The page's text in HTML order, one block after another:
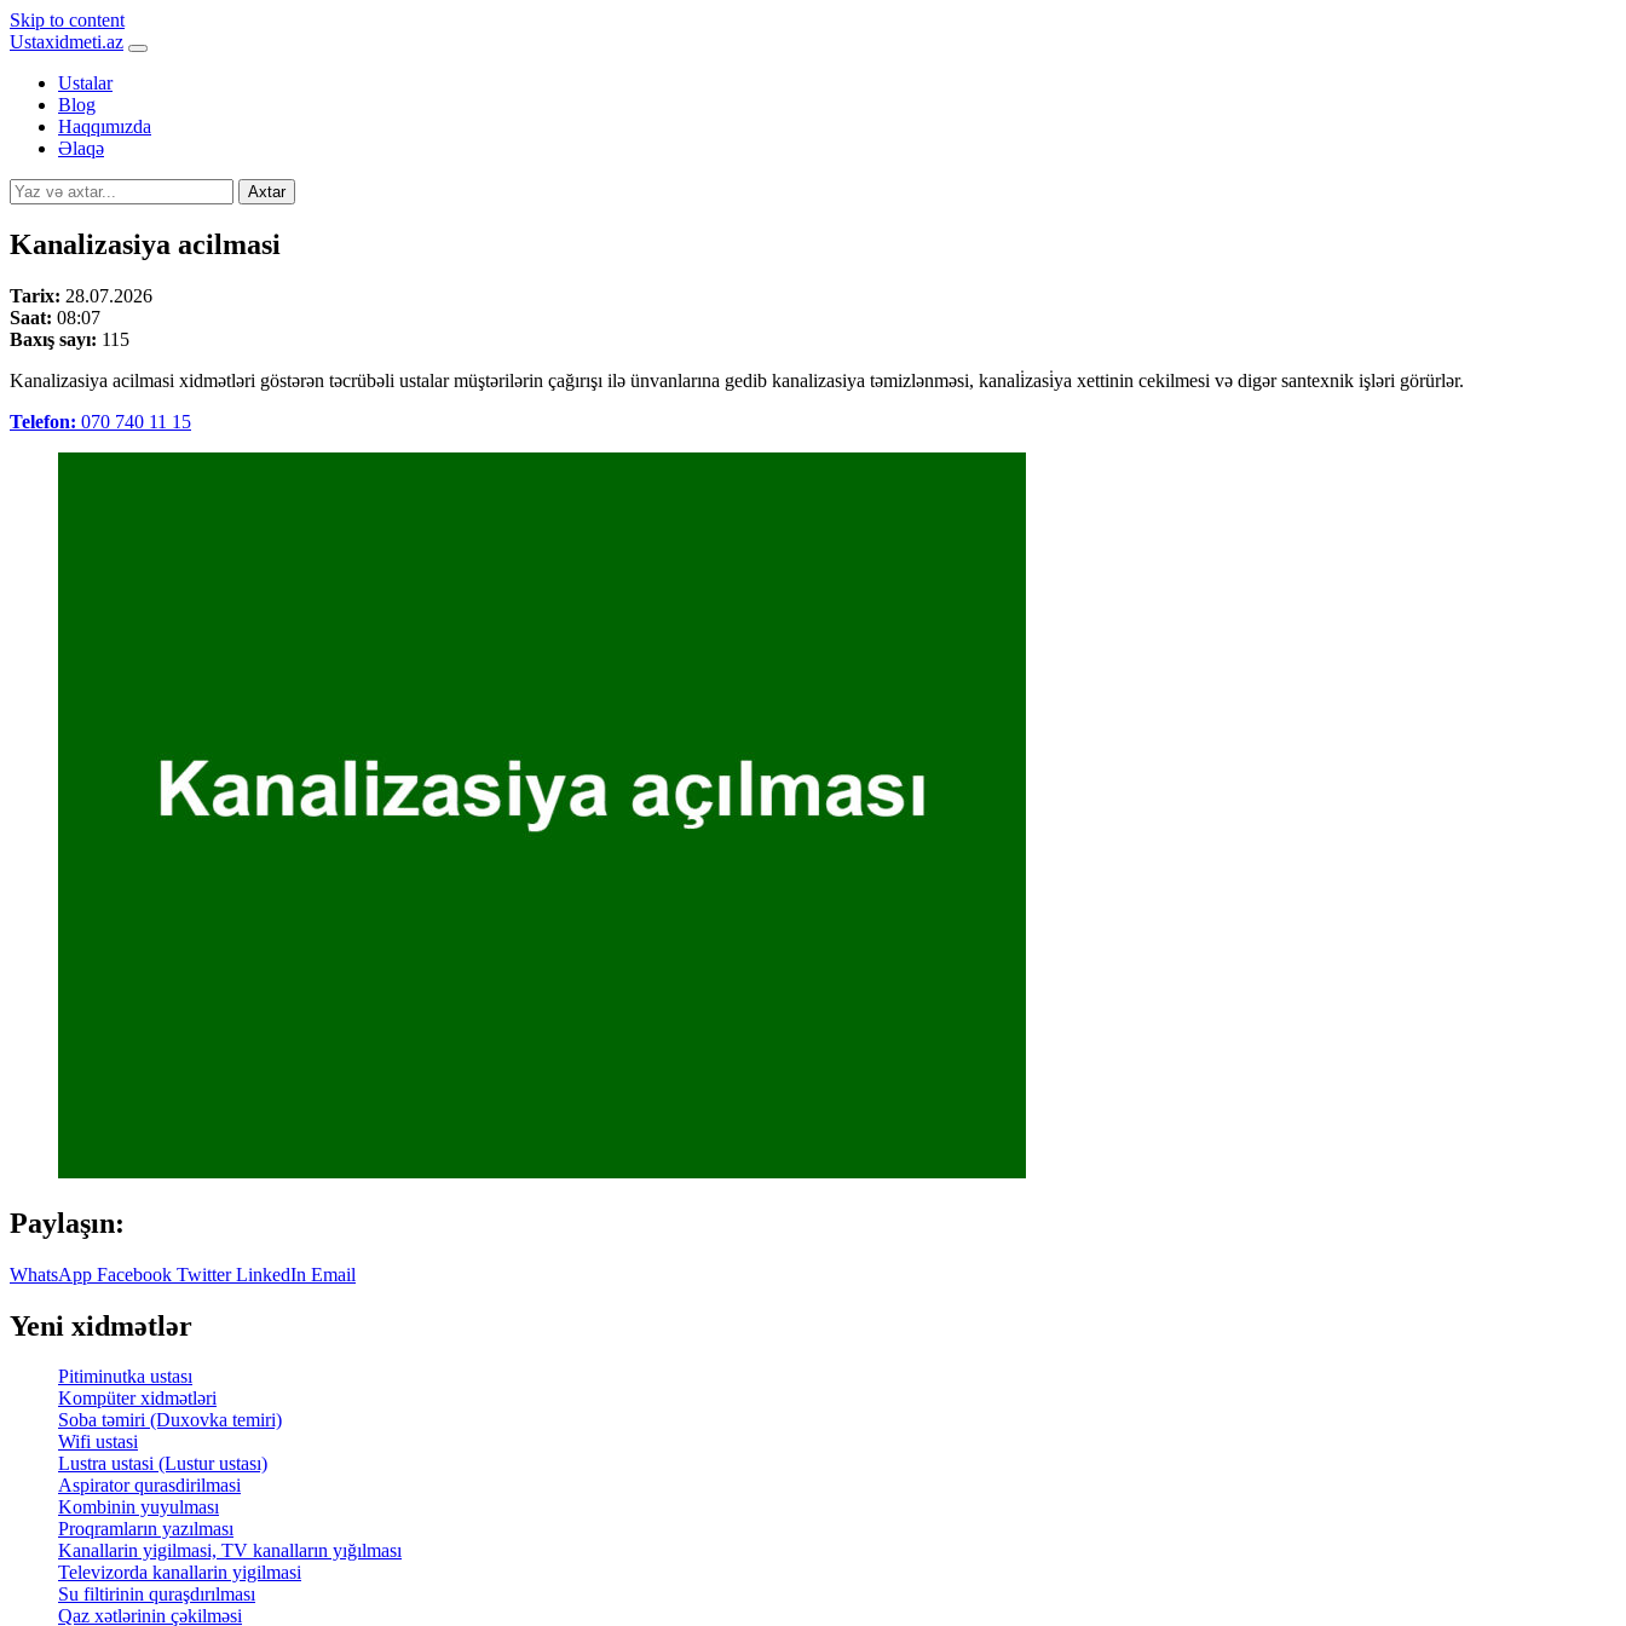
Skip to content
Ustaxidmeti.az
Ustalar
Blog
Haqqımızda
Əlaqə
Axtar
Kanalizasiya acilmasi
Tarix: 28.07.2026
Saat: 08:07
Baxış sayı: 115
Kanalizasiya acilmasi xidmətləri göstərən təcrübəli ustalar müştərilərin çağırışı ilə ünvanlarına gedib kanalizasiya təmizlənməsi, kanali̇zasi̇ya xettinin cekilmesi və digər santexnik işləri görürlər.
Telefon: 070 740 11 15
Paylaşın:
WhatsApp Facebook TwitterLinkedIn Email
Yeni xidmətlər
Pitiminutka ustası
Kompüter xidmətləri
Soba təmiri (Duxovka temiri)
Wifi ustasi
Lustra ustasi (Lustur ustası)
Aspirator qurasdirilmasi
Kombinin yuyulması
Proqramların yazılması
Kanallarin yigilmasi, TV kanalların yığılması
Televizorda kanallarin yigilmasi
Su filtirinin quraşdırılması
Qaz xətlərinin çəkilməsi